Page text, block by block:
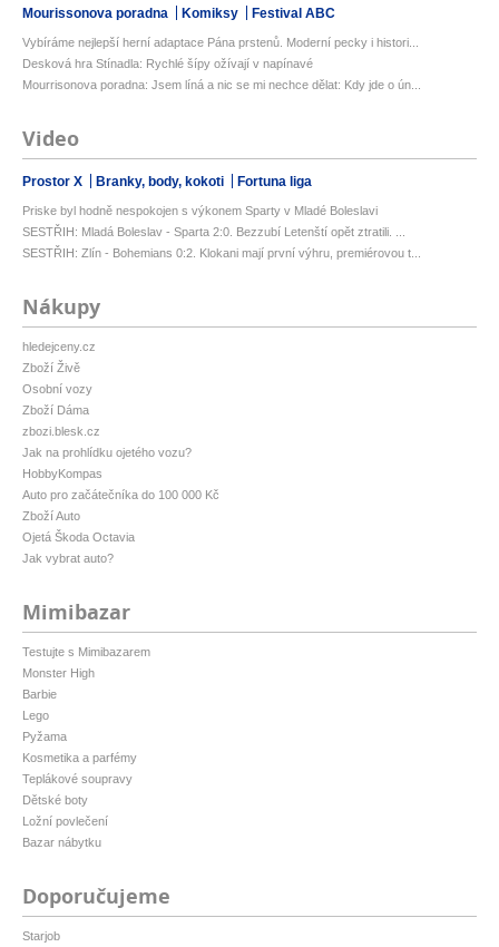
Mourissonova poradna Komiksy Festival ABC
Vybíráme nejlepší herní adaptace Pána prstenů. Moderní pecky i histori...
Desková hra Stínadla: Rychlé šípy ožívají v napínavé
Mourrisonova poradna: Jsem líná a nic se mi nechce dělat: Kdy jde o ún...
Video
Prostor X Branky, body, kokoti Fortuna liga
Priske byl hodně nespokojen s výkonem Sparty v Mladé Boleslavi
SESTŘIH: Mladá Boleslav - Sparta 2:0. Bezzubí Letenští opět ztratili. ...
SESTŘIH: Zlín - Bohemians 0:2. Klokani mají první výhru, premiérovou t...
Nákupy
hledejceny.cz
Zboží Živě
Osobní vozy
Zboží Dáma
zbozi.blesk.cz
Jak na prohlídku ojetého vozu?
HobbyKompas
Auto pro začátečníka do 100 000 Kč
Zboží Auto
Ojetá Škoda Octavia
Jak vybrat auto?
Mimibazar
Testujte s Mimibazarem
Monster High
Barbie
Lego
Pyžama
Kosmetika a parfémy
Teplákové soupravy
Dětské boty
Ložní povlečení
Bazar nábytku
Doporučujeme
Starjob